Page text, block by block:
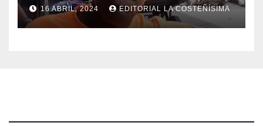
16 ABRIL, 2024 EDITORIAL LA COSTEÑÍSIMA